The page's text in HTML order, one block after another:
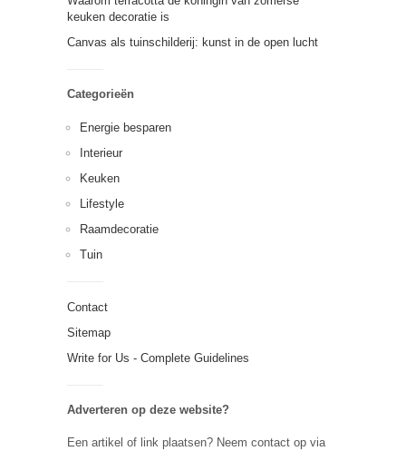
keuken decoratie is
Canvas als tuinschilderij: kunst in de open lucht
Categorieën
Energie besparen
Interieur
Keuken
Lifestyle
Raamdecoratie
Tuin
Contact
Sitemap
Write for Us - Complete Guidelines
Adverteren op deze website?
Een artikel of link plaatsen? Neem contact op via